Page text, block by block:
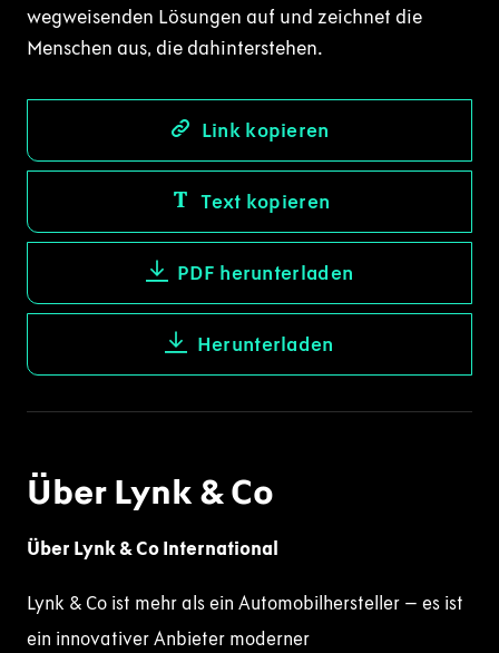
wegweisenden Lösungen auf und zeichnet die
Menschen aus, die dahinterstehen.
Link kopieren
Text kopieren
PDF herunterladen
Herunterladen
Über Lynk & Co
Über Lynk & Co International
Lynk & Co ist mehr als ein Automobilhersteller – es ist
ein innovativer Anbieter moderner